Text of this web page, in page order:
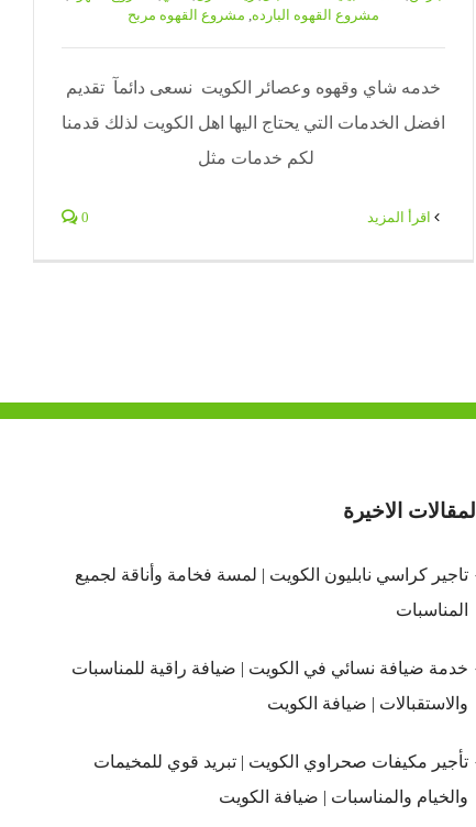
مشروع القهوه البارده مشروع القهوه مربح
خدمه شاي وقهوه وعصائر الكويت نسعى دائمآ تقديم
افضل الخدمات التي يحتاج اليها اهل الكويت لذلك قدمنا
لكم خدمات مثل
‫اقرأ المزيد 0
المقالات الاخيرة
تاجير كراسي نابليون الكويت | لمسة فخامة وأناقة لجميع
المناسبات
خدمة ضيافة نسائي في الكويت | ضيافة راقية للمناسبات
والاستقبالات | ضيافة الكويت
تأجير مكيفات صحراوي الكويت | تبريد قوي للمخيمات
والخيام والمناسبات | ضيافة الكويت